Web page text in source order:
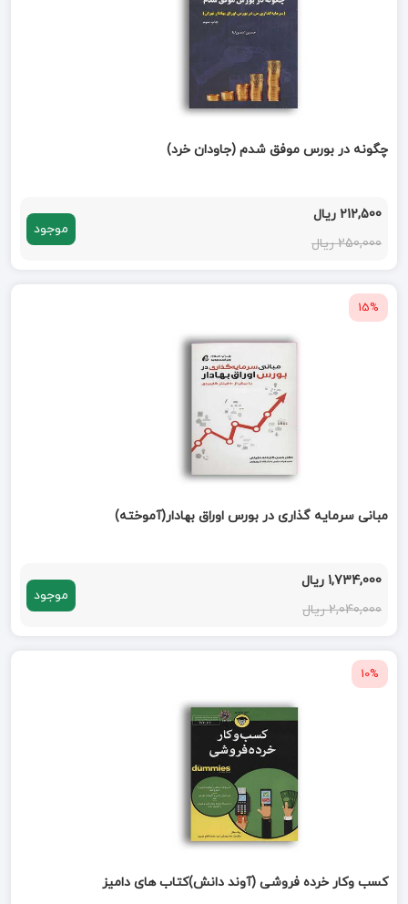
چگونه در بورس موفق شدم (جاودان خرد)
212,500 ریال
250,000 ریال
موجود
15%
مبانی سرمایه گذاری در بورس اوراق بهادار(آموخته)
1,734,000 ریال
2,040,000 ریال
موجود
10%
کسب وکار خرده فروشی (آوند دانش)کتاب های دامیز